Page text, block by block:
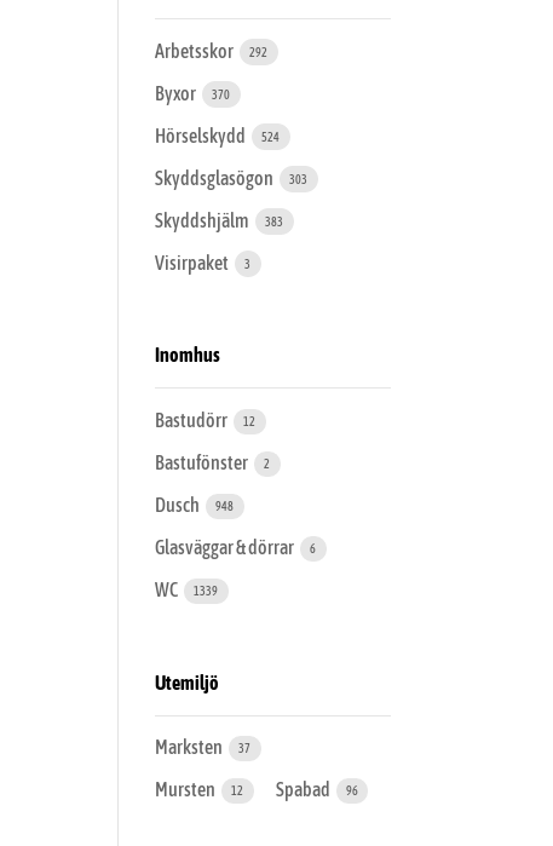
Arbetsskor 292
Byxor 370
Hörselskydd 524
Skyddsglasögon 303
Skyddshjälm 383
Visirpaket 3
Inomhus
Bastudörr 12
Bastufönster 2
Dusch 948
Glasväggar & dörrar 6
WC 1339
Utemiljö
Marksten 37
Mursten 12 Spabad 96